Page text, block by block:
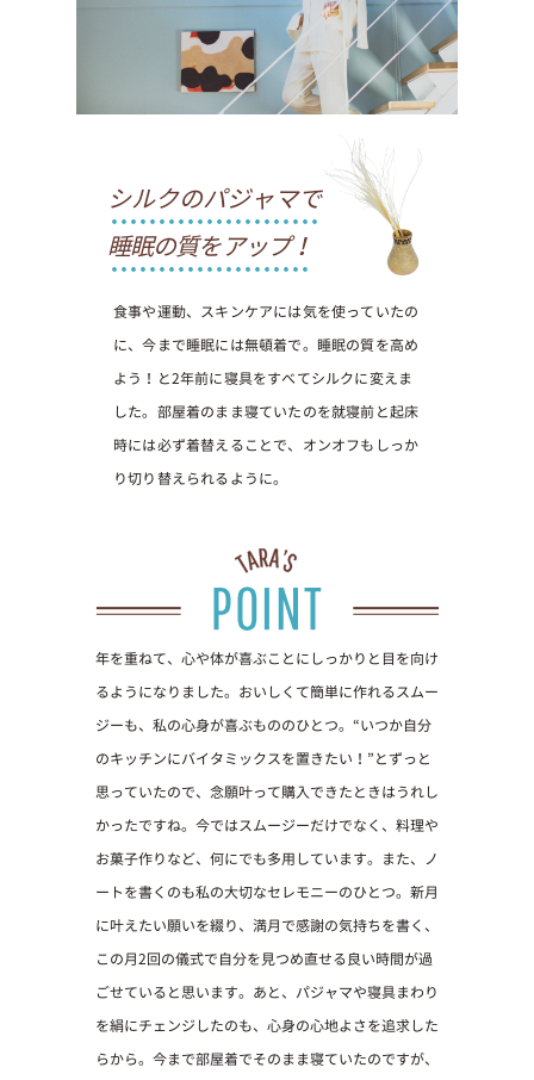
シルクのパジャマで
睡眠の質をアップ！
食事や運動、スキンケアには気を使っていたの
に、今まで睡眠には無頓着で。睡眠の質を高め
よう！と2年前に寝具をすべてシルクに変えま
した。部屋着のまま寝ていたのを就寝前と起床
時には必ず着替えることで、オンオフもしっか
り切り替えられるように。
年を重ねて、心や体が喜ぶことにしっかりと目を向け
るようになりました。おいしくて簡単に作れるスムー
ジーも、私の心身が喜ぶもののひとつ。“いつか自分
のキッチンにバイタミックスを置きたい！”とずっと
思っていたので、念願叶って購入できたときはうれし
かったですね。今ではスムージーだけでなく、料理や
お菓子作りなど、何にでも多用しています。また、ノ
ートを書くのも私の大切なセレモニーのひとつ。新月
に叶えたい願いを綴り、満月で感謝の気持ちを書く、
この月2回の儀式で自分を見つめ直せる良い時間が過
ごせていると思います。あと、パジャマや寝具まわり
を絹にチェンジしたのも、心身の心地よさを追求した
らから。今まで部屋着でそのまま寝ていたのですが、